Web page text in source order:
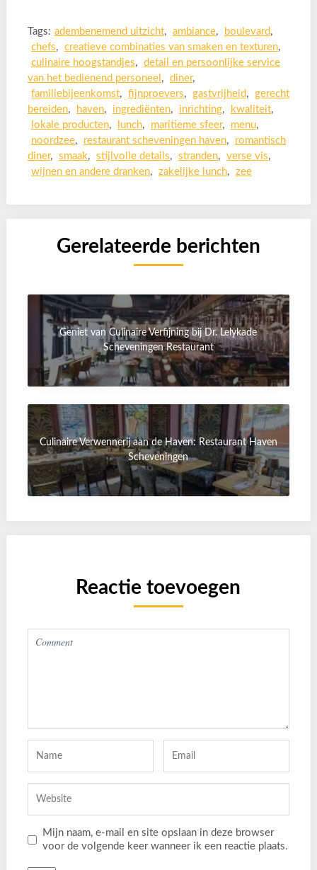
Tags: adembenemend uitzicht, ambiance, boulevard,
chefs, creatieve combinaties van smaken en texturen,
culinaire hoogstandjes, detail en persoonlijke service
van het bedienend personeel , diner,
familiebijeenkomst, fijnproevers, gastvrijheid, gerecht
bereiden, haven, ingrediënten, inrichting, kwaliteit,
lokale producten, lunch, maritieme sfeer, menu,
noordzee, restaurant scheveningen haven,
romantisch
diner, smaak, stijlvolle details, stranden, verse vis,
wijnen en andere dranken, zakelijke lunch, zee
Gerelateerde berichten
Geniet van Culinaire Verfijning bij Dr. Lelykade
Scheveningen Restaurant
Culinaire Verwennerij aan de Haven: Restaurant Haven
Scheveningen
Reactie toevoegen
Mijn naam, e-mail en site opslaan in deze browser
voor de volgende keer wanneer ik een reactie plaats.